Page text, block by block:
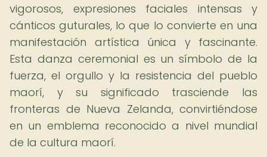
vigorosos, expresiones faciales intensas y
cánticos guturales, lo que lo convierte en una
manifestación artística única y fascinante.
Esta danza ceremonial es un símbolo de la
fuerza, el orgullo y la resistencia del pueblo
maorí, y su significado trasciende las
fronteras de Nueva Zelanda, convirtiéndose
en un emblema reconocido a nivel mundial
de la cultura maorí.